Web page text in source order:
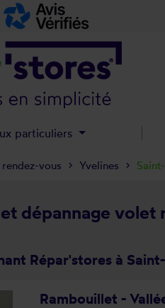
dépannage volet
Répar'stores à
Rambouillet -
rendez-vous Yvelines
particuliers